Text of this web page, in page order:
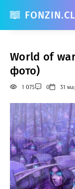
World of
фото)
1 075 0 31